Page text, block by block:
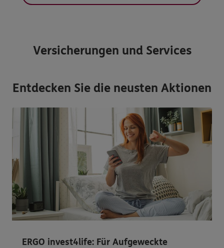
Versicherungen und Services
Entdecken Sie die neusten Aktionen
ERGO invest4life: Für Aufgeweckte